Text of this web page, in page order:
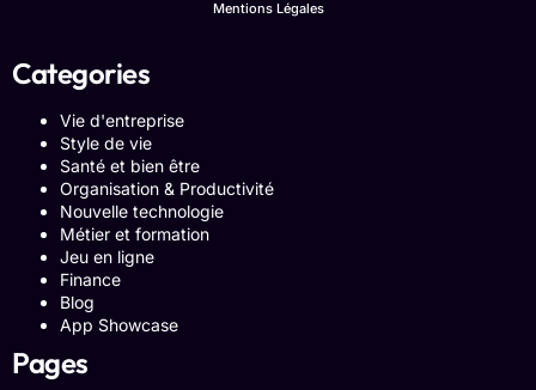
Mentions Légales
Categories
Vie d'entreprise
Style de vie
Santé et bien être
Organisation & Productivité
Nouvelle technologie
Métier et formation
Jeu en ligne
Finance
Blog
App Showcase
Pages